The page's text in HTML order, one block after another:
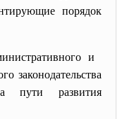
порядок
и
законодательства
пути развития